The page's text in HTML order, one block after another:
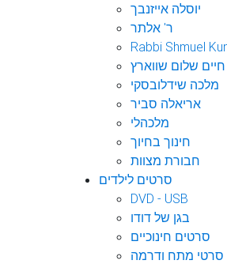
יוסלה אייזנבך
ר' אלתר
Rabbi Shmuel
חיים שלום שווארץ
מלכה שידלובסקי
אריאלה סביר
מלכהלי
חינוך בחיוך
חבורת מצוות
סרטים לילדים
DVD - USB
בגן של דודו
סרטים חינוכיים
סרטי מתח ודרמה